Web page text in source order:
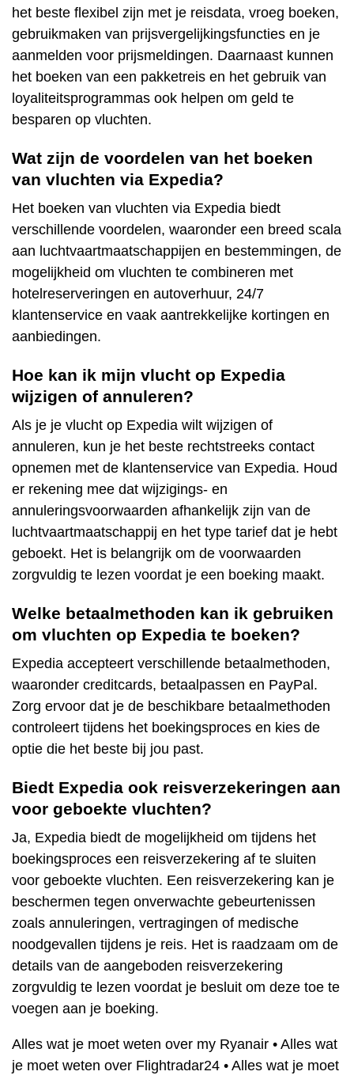
het beste flexibel zijn met je reisdata, vroeg boeken,
gebruikmaken van prijsvergelijkingsfuncties en je
aanmelden voor prijsmeldingen. Daarnaast kunnen
het boeken van een pakketreis en het gebruik van
loyaliteitsprogrammas ook helpen om geld te
besparen op vluchten.
Wat zijn de voordelen van het boeken
van vluchten via Expedia?
Het boeken van vluchten via Expedia biedt
verschillende voordelen, waaronder een breed scala
aan luchtvaartmaatschappijen en bestemmingen, de
mogelijkheid om vluchten te combineren met
hotelreserveringen en autoverhuur, 24/7
klantenservice en vaak aantrekkelijke kortingen en
aanbiedingen.
Hoe kan ik mijn vlucht op Expedia
wijzigen of annuleren?
Als je je vlucht op Expedia wilt wijzigen of
annuleren, kun je het beste rechtstreeks contact
opnemen met de klantenservice van Expedia. Houd
er rekening mee dat wijzigings- en
annuleringsvoorwaarden afhankelijk zijn van de
luchtvaartmaatschappij en het type tarief dat je hebt
geboekt. Het is belangrijk om de voorwaarden
zorgvuldig te lezen voordat je een boeking maakt.
Welke betaalmethoden kan ik gebruiken
om vluchten op Expedia te boeken?
Expedia accepteert verschillende betaalmethoden,
waaronder creditcards, betaalpassen en PayPal.
Zorg ervoor dat je de beschikbare betaalmethoden
controleert tijdens het boekingsproces en kies de
optie die het beste bij jou past.
Biedt Expedia ook reisverzekeringen aan
voor geboekte vluchten?
Ja, Expedia biedt de mogelijkheid om tijdens het
boekingsproces een reisverzekering af te sluiten
voor geboekte vluchten. Een reisverzekering kan je
beschermen tegen onverwachte gebeurtenissen
zoals annuleringen, vertragingen of medische
noodgevallen tijdens je reis. Het is raadzaam om de
details van de aangeboden reisverzekering
zorgvuldig te lezen voordat je besluit om deze toe te
voegen aan je boeking.
Alles wat je moet weten over my Ryanair • Alles wat
je moet weten over Flightradar24 • Alles wat je moet